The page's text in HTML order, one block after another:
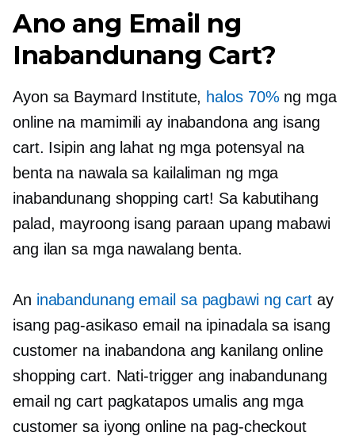
Ano ang Email ng
Inabandunang Cart?
Ayon sa Baymard Institute, halos 70% ng mga
online na mamimili ay inabandona ang isang
cart. Isipin ang lahat ng mga potensyal na
benta na nawala sa kailaliman ng mga
inabandunang shopping cart! Sa kabutihang
palad, mayroong isang paraan upang mabawi
ang ilan sa mga nawalang benta.
An inabandunang email sa pagbawi ng cart ay
isang pag-asikaso email na ipinadala sa isang
customer na inabandona ang kanilang online
shopping cart. Nati-trigger ang inabandunang
email ng cart pagkatapos umalis ang mga
customer sa iyong online na pag-checkout